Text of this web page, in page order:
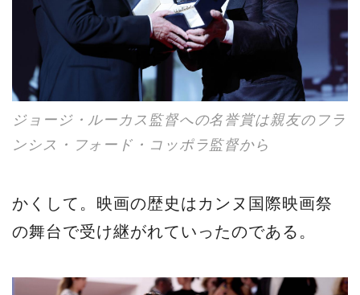
ジョージ・ルーカス監督への名誉賞は親友のフラ
ンシス・フォード・コッポラ監督から
かくして。映画の歴史はカンヌ国際映画祭
の舞台で受け継がれていったのである。